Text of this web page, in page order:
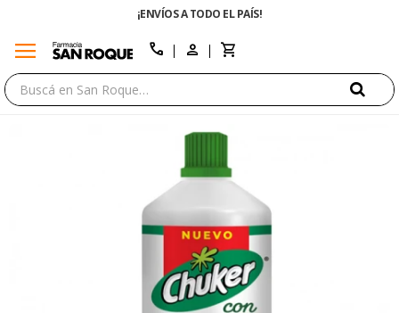
¡ENVÍOS A TODO EL PAÍS!
menu call
close